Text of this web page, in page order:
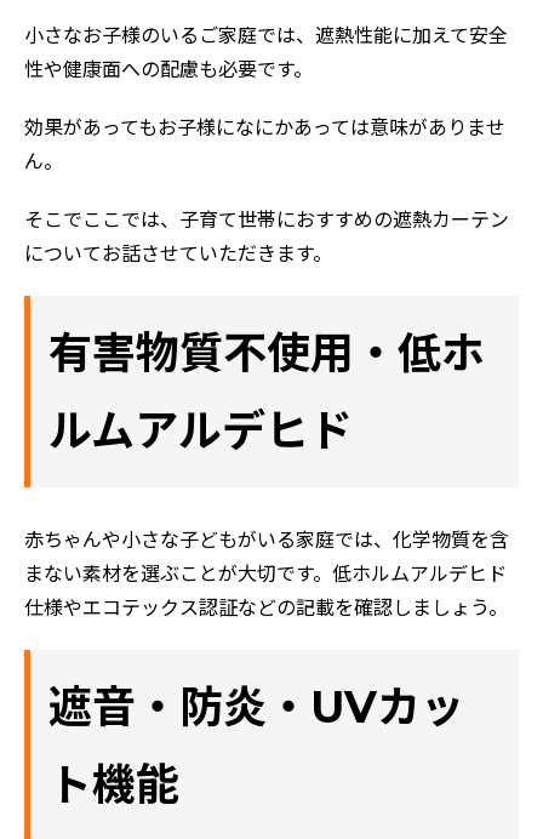
小さなお子様のいるご家庭では、遮熱性能に加えて安全
性や健康面への配慮も必要です。
効果があってもお子様になにかあっては意味がありませ
ん。
そこでここでは、子育て世帯におすすめの遮熱カーテン
についてお話させていただきます。
有害物質不使用・低ホ
ルムアルデヒド
赤ちゃんや小さな子どもがいる家庭では、化学物質を含
まない素材を選ぶことが大切です。低ホルムアルデヒド
仕様やエコテックス認証などの記載を確認しましょう。
遮音・防炎・UVカッ
ト機能